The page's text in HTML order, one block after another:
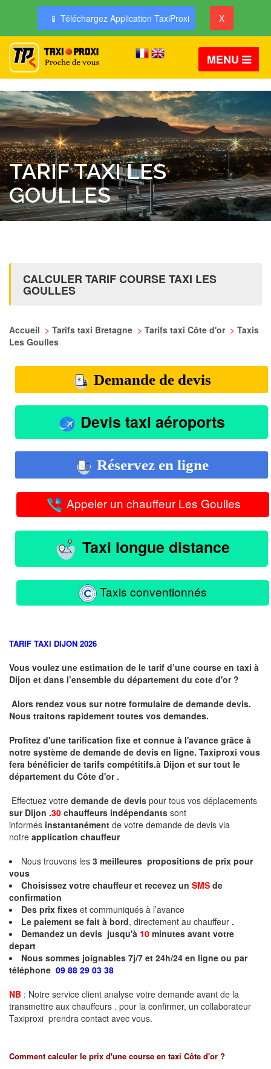
📱 Téléchargez Application TaxiProxi X
MENU
TARIF TAXI LES
GOULLES
CALCULER TARIF COURSE TAXI LES
GOULLES
Accueil > Tarifs taxi Bretagne > Tarifs taxi Côte d'or > Taxis
Les Goulles
Demande de devis
Devis taxi aéroports
Réservez en ligne
Appeler un chauffeur Les Goulles
Taxi longue distance
Taxis conventionnés
TARIF TAXI DIJON 2026
Vous voulez une estimation de le tarif d’une course en taxi à
Dijon et dans l’ensemble du département du cote d'or ?
Alors rendez vous sur notre formulaire de demande devis.
Nous traitons rapidement toutes vos demandes.
Profitez d'une tarification fixe et connue à l'avance grâce à
notre système de demande de devis en ligne. Taxiproxi vous
fera bénéficier de tarifs compétitifs.à Dijon et sur tout le
département du Côte d'or .
Effectuez votre demande de devis pour tous vos déplacements
sur Dijon .30 chauffeurs indépendants sont
informés instantanément de votre demande de devis via
notre application chauffeur
Nous trouvons les 3 meilleures propositions de prix pour
vous
Choisissez votre chauffeur et recevez un SMS de
confirmation
Des prix fixes et communiqués à l’avance
Le paiement se fait à bord, directement au chauffeur .
Demandez un devis jusqu'à 10 minutes avant votre
depart
Nous sommes joignables 7j/7 et 24h/24 en ligne ou par
téléphone 09 88 29 03 38
NB : Notre service client analyse votre demande avant de la
transmettre aux chauffeurs . pour la confirmer, un collaborateur
Taxiproxi prendra contact avec vous.
Comment calculer le prix d'une course en taxi Côte d'or ?